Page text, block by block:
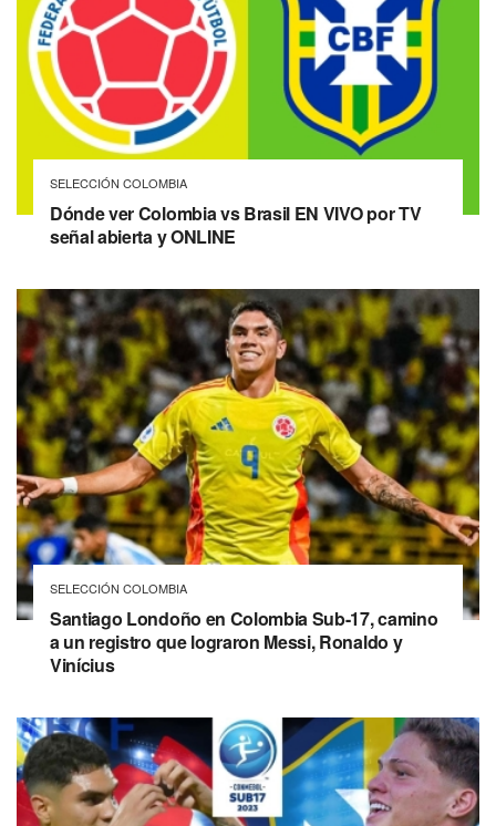
SELECCIÓN COLOMBIA
Dónde ver Colombia vs Brasil EN VIVO por TV
señal abierta y ONLINE
SELECCIÓN COLOMBIA
Santiago Londoño en Colombia Sub-17, camino
a un registro que lograron Messi, Ronaldo y
Vinícius